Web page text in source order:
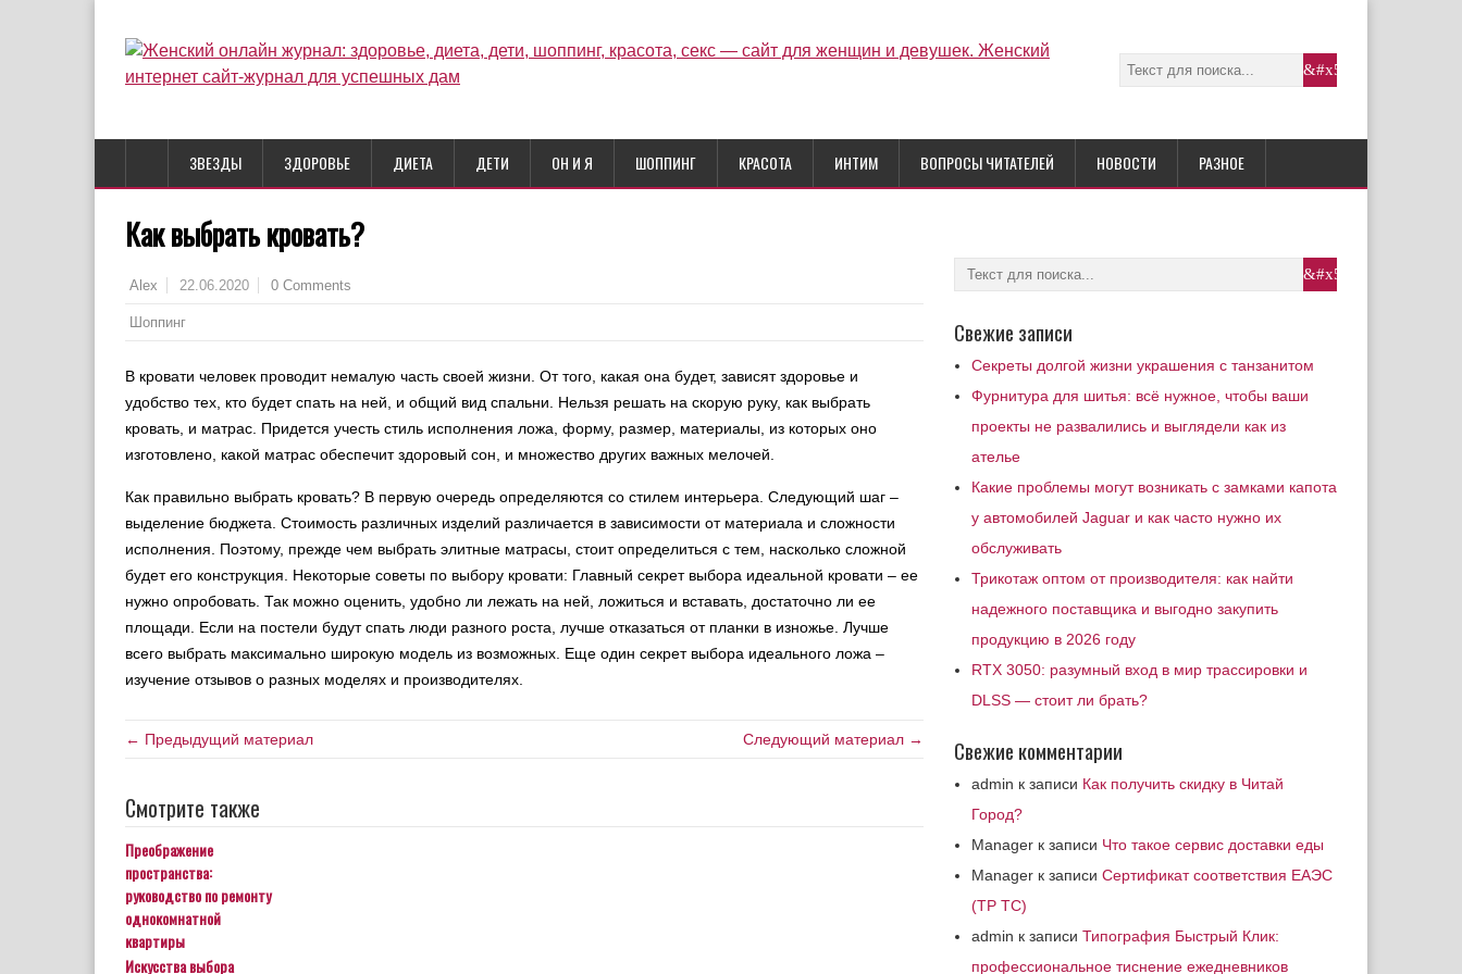
ЗВЕЗДЫ ЗДОРОВЬЕ ДИЕТА ДЕТИ ОН И Я ШОППИНГ КРАСОТА ИНТИМ ВОПРОСЫ ЧИТАТЕЛЕЙ НОВОСТИ РАЗНОЕ
Как выбрать кровать?
Alex 22.06.2020 0 Comments
Шоппинг
В кровати человек проводит немалую часть своей жизни. От того, какая она будет, зависят здоровье и
удобство тех, кто будет спать на ней, и общий вид спальни. Нельзя решать на скорую руку, как выбрать
кровать, и матрас. Придется учесть стиль исполнения ложа, форму, размер, материалы, из которых оно
изготовлено, какой матрас обеспечит здоровый сон, и множество других важных мелочей.
Как правильно выбрать кровать? В первую очередь определяются со стилем интерьера. Следующий шаг –
выделение бюджета. Стоимость различных изделий различается в зависимости от материала и сложности
исполнения. Поэтому, прежде чем выбрать элитные матрасы, стоит определиться с тем, насколько сложной
будет его конструкция. Некоторые советы по выбору кровати: Главный секрет выбора идеальной кровати – ее
нужно опробовать. Так можно оценить, удобно ли лежать на ней, ложиться и вставать, достаточно ли ее
площади. Если на постели будут спать люди разного роста, лучше отказаться от планки в изножье. Лучше
всего выбрать максимально широкую модель из возможных. Еще один секрет выбора идеального ложа –
изучение отзывов о разных моделях и производителях.
← Предыдущий материал Следующий материал →
Смотрите также
Преображение
пространства:
руководство по ремонту
однокомнатной
квартиры
Искусства выбора
Свежие записи
Секреты долгой жизни украшения с танзанитом
Фурнитура для шитья: всё нужное, чтобы ваши
проекты не развалились и выглядели как из
ателье
Какие проблемы могут возникать с замками капота
у автомобилей Jaguar и как часто нужно их
обслуживать
Трикотаж оптом от производителя: как найти
надежного поставщика и выгодно закупить
продукцию в 2026 году
RTX 3050: разумный вход в мир трассировки и
DLSS — стоит ли брать?
Свежие комментарии
admin к записи Как получить скидку в Читай
Город?
Manager к записи Что такое сервис доставки еды
Manager к записи Сертификат соответствия ЕАЭС
(ТР ТС)
admin к записи Типография Быстрый Клик:
профессиональное тиснение ежедневников